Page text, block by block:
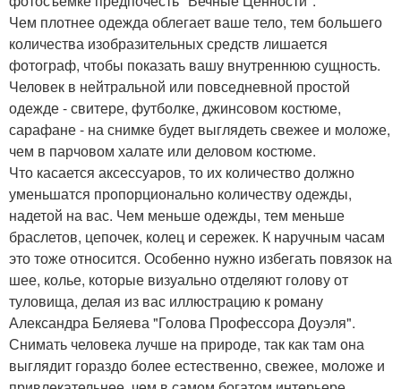
Чем плотнее одежда облегает ваше тело, тем большего
количества изобразительных средств лишается
фотограф, чтобы показать вашу внутреннюю сущность.
Человек в нейтральной или повседневной простой
одежде - свитере, футболке, джинсовом костюме,
сарафане - на снимке будет выглядеть свежее и моложе,
чем в парчовом халате или деловом костюме.
Что касается аксессуаров, то их количество должно
уменьшатся пропорционально количеству одежды,
надетой на вас. Чем меньше одежды, тем меньше
браслетов, цепочек, колец и сережек. К наручным часам
это тоже относится. Особенно нужно избегать повязок на
шее, колье, которые визуально отделяют голову от
туловища, делая из вас иллюстрацию к роману
Александра Беляева "Голова Профессора Доуэля".
Снимать человека лучше на природе, так как там она
выглядит гораздо более естественно, свежее, моложе и